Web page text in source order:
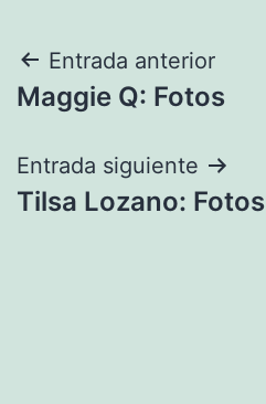
Navegación
de
entradas
Entrada anterior
Maggie Q: Fotos
Entrada siguiente
Tilsa Lozano: Fotos